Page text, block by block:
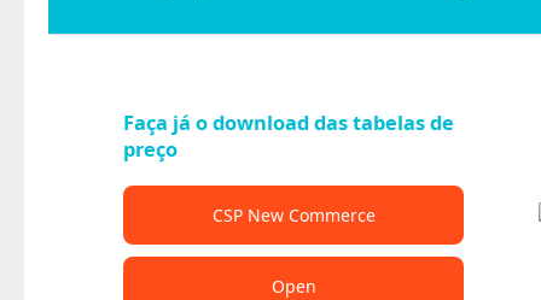
Faça já o download das tabelas de
preço
CSP New Commerce
Open